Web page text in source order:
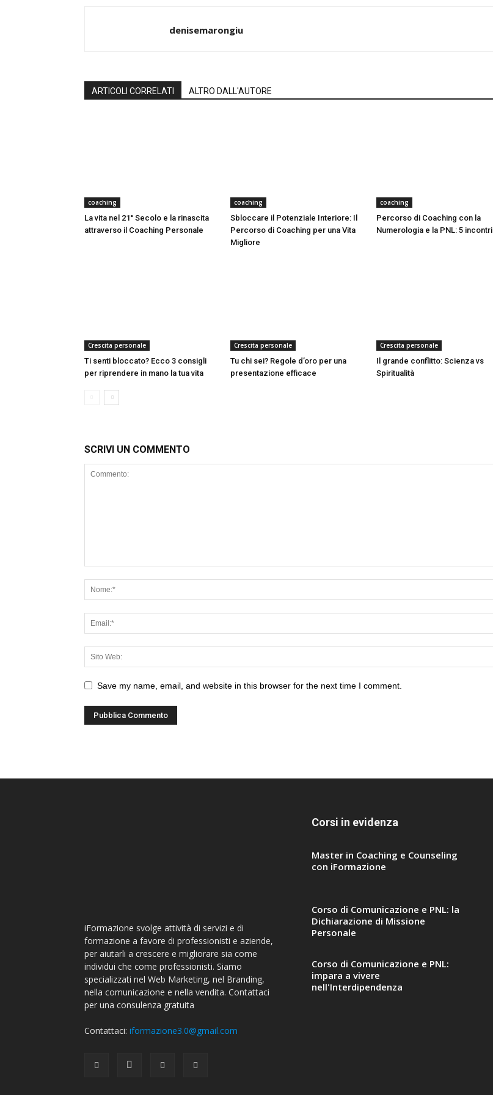
denisemarongiu
ARTICOLI CORRELATI ALTRO DALL'AUTORE
coaching
La vita nel 21° Secolo e la rinascita
attraverso il Coaching Personale
coaching
Sbloccare il Potenziale Interiore: Il
Percorso di Coaching per una Vita
Migliore
coaching
Percorso di Coaching con la
Numerologia e la PNL: 5 incontri
Crescita personale
Ti senti bloccato? Ecco 3 consigli
per riprendere in mano la tua vita
Crescita personale
Tu chi sei? Regole d’oro per una
presentazione efficace
Crescita personale
Il grande conflitto: Scienza vs
Spiritualità
SCRIVI UN COMMENTO
Save my name, email, and website in this browser for the next time I comment.
iFormazione svolge attività di servizi e di
formazione a favore di professionisti e aziende,
per aiutarli a crescere e migliorare sia come
individui che come professionisti. Siamo
specializzati nel Web Marketing, nel Branding,
nella comunicazione e nella vendita. Contattaci
per una consulenza gratuita
Contattaci: iformazione3.0@gmail.com
Corsi in evidenza
Master in Coaching e Counseling
con iFormazione
Corso di Comunicazione e PNL: la
Dichiarazione di Missione
Personale
Corso di Comunicazione e PNL:
impara a vivere
nell'Interdipendenza